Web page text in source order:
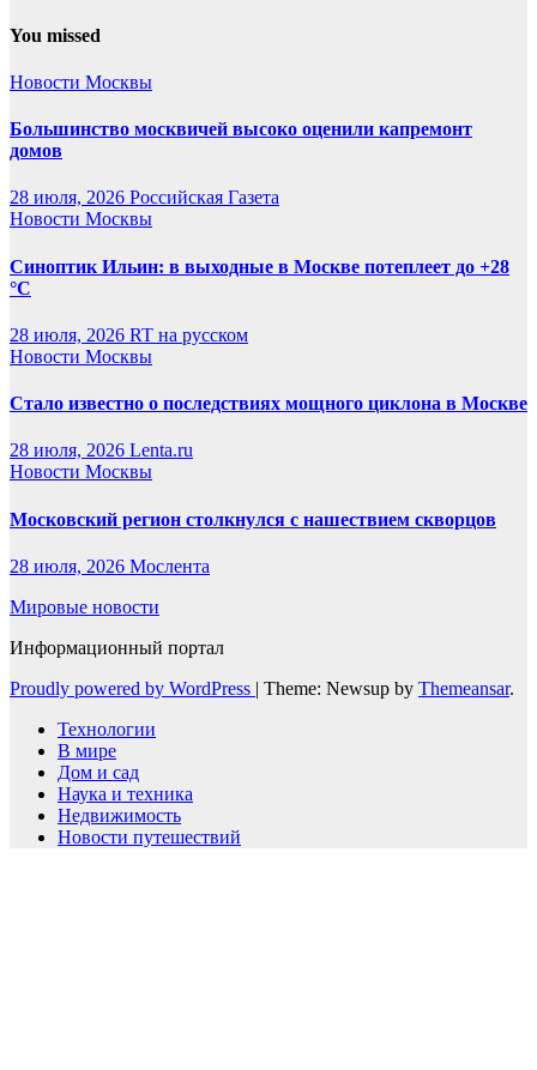
You missed
Новости Москвы
Большинство москвичей высоко оценили капремонт
домов
28 июля, 2026 Российская Газета
Новости Москвы
Синоптик Ильин: в выходные в Москве потеплеет до +28
°C
28 июля, 2026 RT на русском
Новости Москвы
Стало известно о последствиях мощного циклона в Москве
28 июля, 2026 Lenta.ru
Новости Москвы
Московский регион столкнулся с нашествием скворцов
28 июля, 2026 Мослента
Мировые новости
Информационный портал
Proudly powered by WordPress | Theme: Newsup by Themeansar.
Технологии
В мире
Дом и сад
Наука и техника
Недвижимость
Новости путешествий